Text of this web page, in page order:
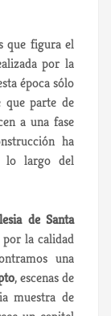
que figura el
por la
época sólo
que parte de
a una fase
ha
lo largo del
de Santa
la calidad
una
, escenas de
muestra de